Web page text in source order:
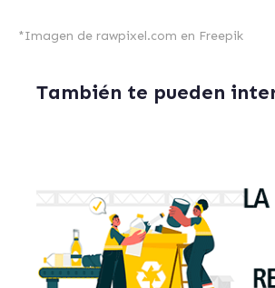
*Imagen de rawpixel.com en Freepik
También te pueden